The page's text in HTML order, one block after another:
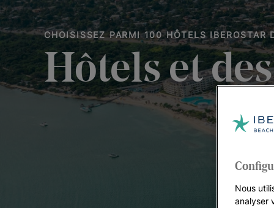
CHOISISSEZ PARMI 100 HÔTELS IBEROSTAR
Hôtels et
Nous
analyser